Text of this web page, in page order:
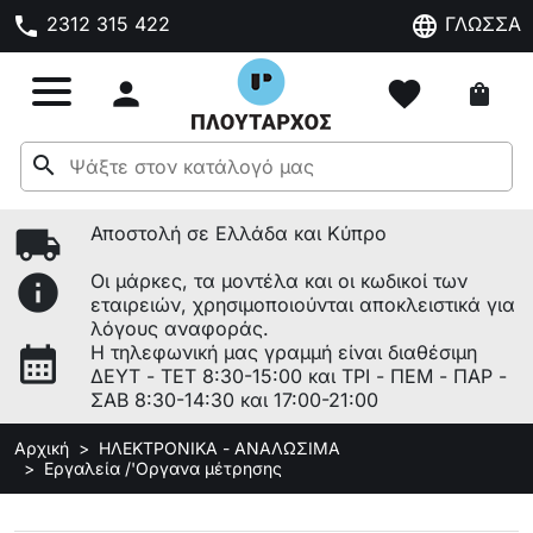
phone 2312 315 422 language ΓΛΩΣΣΑ
 favorite shopping_bag
search
local_shipping Αποστολή σε Ελλάδα και Κύπρο
info
Οι μάρκες, τα μοντέλα και οι κωδικοί των
εταιρειών, χρησιμοποιούνται αποκλειστικά για
λόγους αναφοράς.
calendar_month
Η τηλεφωνική μας γραμμή είναι διαθέσιμη
ΔΕΥΤ - ΤΕΤ 8:30-15:00 και ΤΡΙ - ΠΕΜ - ΠΑΡ -
ΣΑΒ 8:30-14:30 και 17:00-21:00
Αρχική
ΗΛΕΚΤΡΟΝΙΚΑ - ΑΝΑΛΩΣΙΜΑ
Εργαλεία /'Οργανα μέτρησης